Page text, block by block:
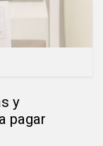
y
pagar